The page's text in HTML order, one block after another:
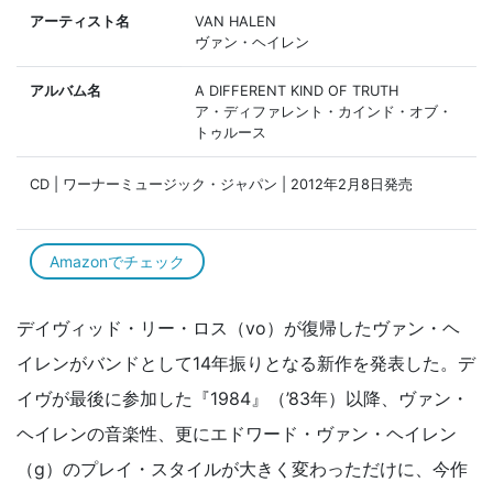
アーティスト名
VAN HALEN
ヴァン・ヘイレン
アルバム名
A DIFFERENT KIND OF TRUTH
ア・ディファレント・カインド・オブ・
トゥルース
CD | ワーナーミュージック・ジャパン | 2012年2月8日発売
Amazonでチェック
デイヴィッド・リー・ロス（vo）が復帰したヴァン・ヘ
イレンがバンドとして14年振りとなる新作を発表した。デ
イヴが最後に参加した『1984』（’83年）以降、ヴァン・
ヘイレンの音楽性、更にエドワード・ヴァン・ヘイレン
（g）のプレイ・スタイルが大きく変わっただけに、今作